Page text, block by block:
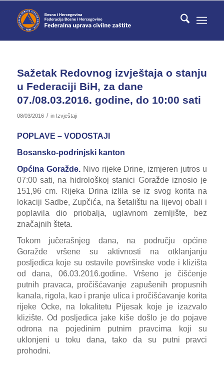
Sažetak Redovnog izvještaja o stanju
u Federaciji BiH, za dane
07./08.03.2016. godine, do 10:00 sati
08/03/2016 / in Izvještaji
POPLAVE – VODOSTAJI
Bosansko-podrinjski kanton
Općina Goražde.Nivo rijeke Drine, izmjeren jutros u
07:00 sati, na hidrološkoj stanici Goražde iznosio je
151,96 cm. Rijeka Drina izlila se iz svog korita na
lokaciji Sadbe, Zupčića, na šetalištu na lijevoj obali i
poplavila dio priobalja, uglavnom zemljište, bez
značajnih šteta.
Tokom jučerašnjeg dana, na području općine
Goražde vršene su aktivnosti na otklanjanju
posljedica koje su ostavile površinske vode i klizišta
od dana, 06.03.2016.godine. Vršeno je čišćenje
putnih pravaca, pročišćavanje zapušenih propusnih
kanala, rigola, kao i pranje ulica i pročišćavanje korita
rijeke Ocke, na lokalitetu Pijesak koje je izazvalo
klizište. Od posljedica jake kiše došlo je do pojave
odrona na pojedinim putnim pravcima koji su
uklonjeni u toku dana, tako da su putni pravci
prohodni.